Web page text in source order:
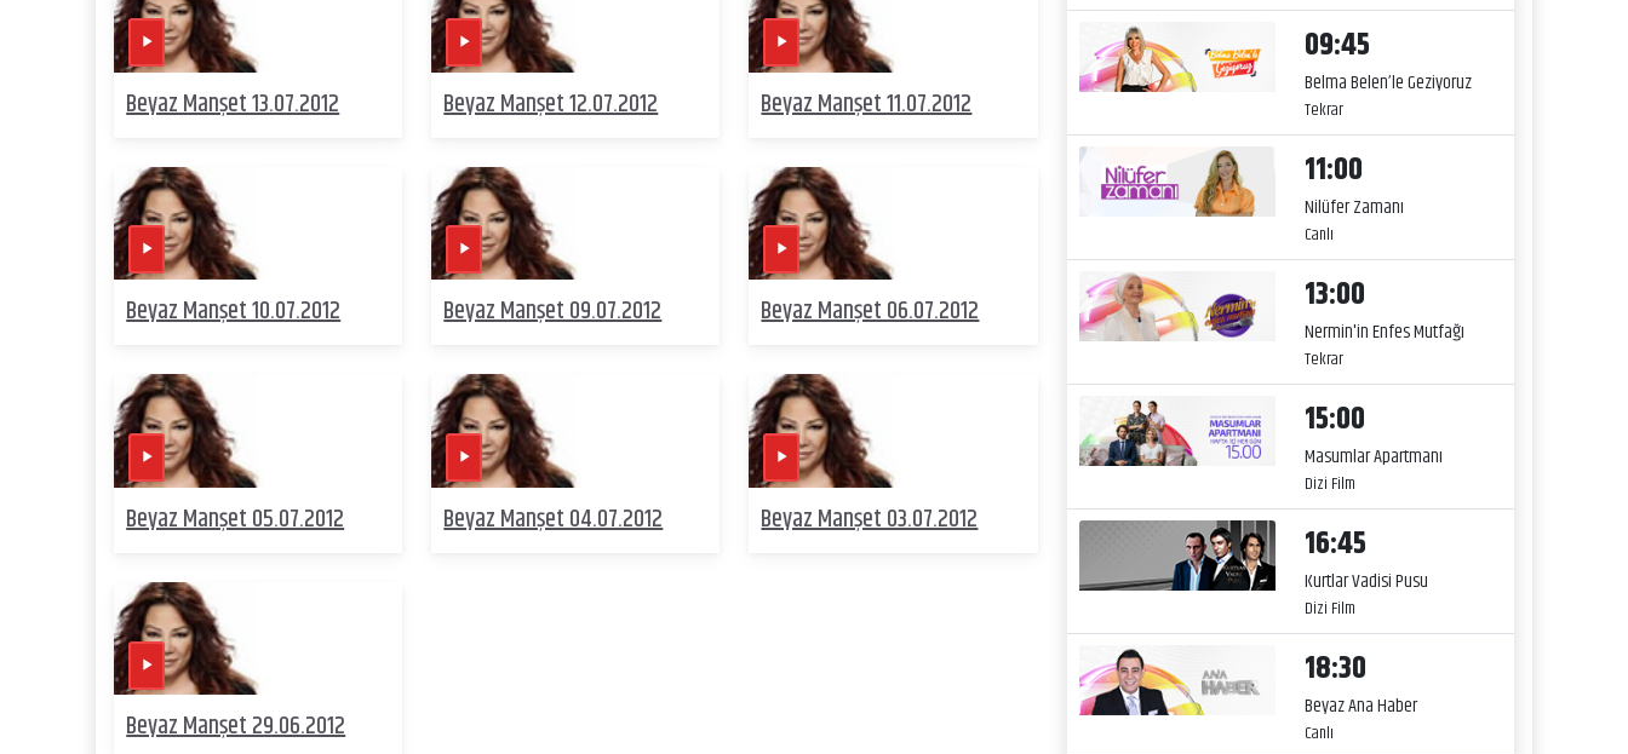
Beyaz Manşet 13.07.2012 Beyaz Manşet 12.07.2012 Beyaz Manşet 11.07.2012
Beyaz Manşet 10.07.2012 Beyaz Manşet 09.07.2012 Beyaz Manşet 06.07.2012
Beyaz Manşet 05.07.2012 Beyaz Manşet 04.07.2012 Beyaz Manşet 03.07.2012
Beyaz Manşet 29.06.2012
09:45
Belma Belen’le Geziyoruz
Tekrar
11:00
Nilüfer Zamanı
Canlı
13:00
Nermin'in Enfes Mutfağı
Tekrar
15:00
Masumlar Apartmanı
Dizi Film
16:45
Kurtlar Vadisi Pusu
Dizi Film
18:30
Beyaz Ana Haber
Canlı